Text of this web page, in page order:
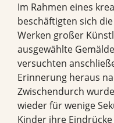
Im Rahmen eines
beschäftigten sich
Werken großer
ausgewählte
versuchten
Erinnerung heraus
Zwischendurch
wieder für wenige
Kinder ihre